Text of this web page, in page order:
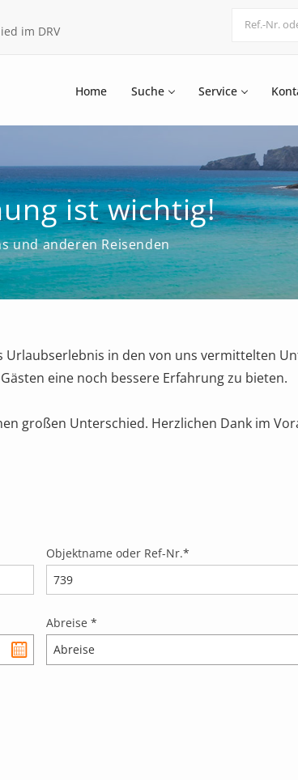
im DRV
Home Suche Service
ist wichtig!
und anderen Reisenden
Urlaubserlebnis in den von uns vermittelten
eine noch bessere Erfahrung zu bieten.
großen Unterschied. Herzlichen Dank im
Objektname oder Ref-Nr.*
Abreise *